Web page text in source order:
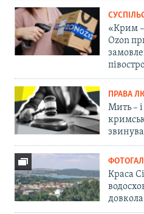
«Крим –
Ozon
ПРАВА
Мить –
Краса
довкола